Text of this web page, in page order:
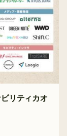
リティカオ